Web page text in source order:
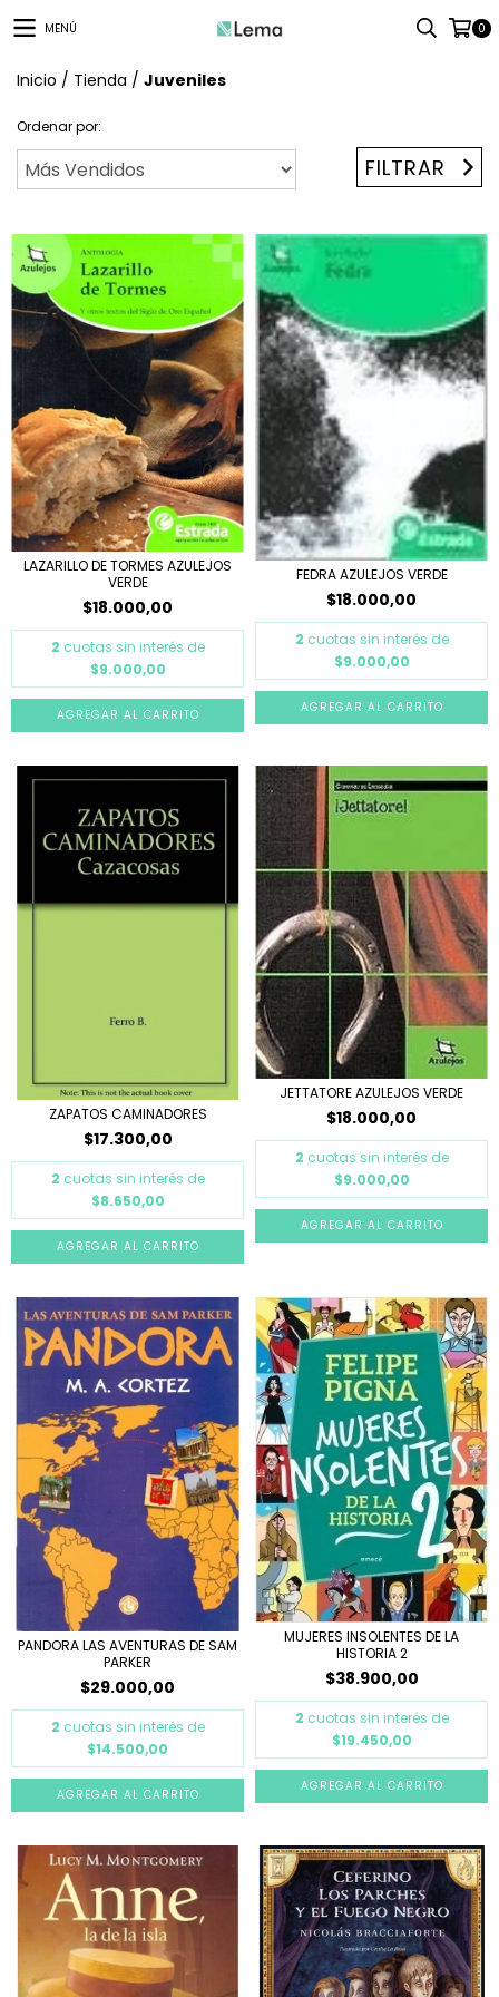
MENÚ 0
Inicio / Tienda / Juveniles
Ordenar por:
FILTRAR
LAZARILLO DE TORMES AZULEJOS
VERDE
$18.000,00
2 cuotas sin interés de
$9.000,00
FEDRA AZULEJOS VERDE
$18.000,00
2 cuotas sin interés de
$9.000,00
ZAPATOS CAMINADORES
$17.300,00
2 cuotas sin interés de
$8.650,00
JETTATORE AZULEJOS VERDE
$18.000,00
2 cuotas sin interés de
$9.000,00
PANDORA LAS AVENTURAS DE SAM
PARKER
$29.000,00
2 cuotas sin interés de
$14.500,00
MUJERES INSOLENTES DE LA
HISTORIA 2
$38.900,00
2 cuotas sin interés de
$19.450,00